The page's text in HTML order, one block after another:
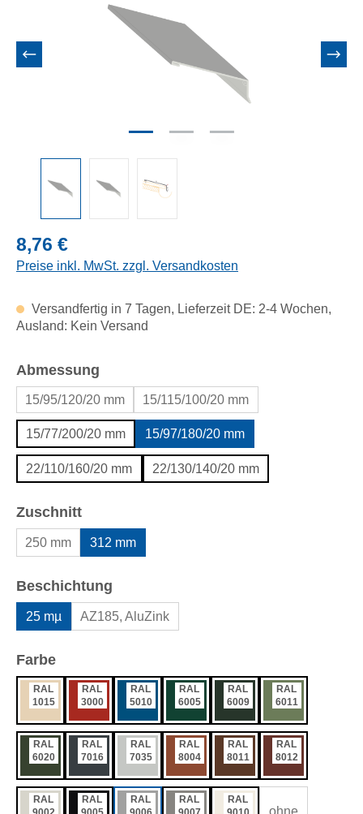
Regulärer Preis:
8,76 €
Preise inkl. MwSt. zzgl. Versandkosten
Versandfertig in 7 Tagen, Lieferzeit DE: 2-4 Wochen,
Ausland: Kein Versand
Abmessung
15/95/120/20 mm 15/115/100/20 mm
15/77/200/20 mm 15/97/180/20 mm
22/110/160/20 mm 22/130/140/20 mm
Zuschnittauswählen
250 mm 312 mm
Beschichtung
25 mµ AZ185, AluZink
Farbeauswählen
RAL
1015
RAL
3000
RAL
5010
RAL
6005
RAL
6009
RAL
6011
RAL
6020
RAL
7016
RAL
7035
RAL
8004
RAL
8011
RAL
8012
RAL
RAL
RAL
RAL
RAL
ohne